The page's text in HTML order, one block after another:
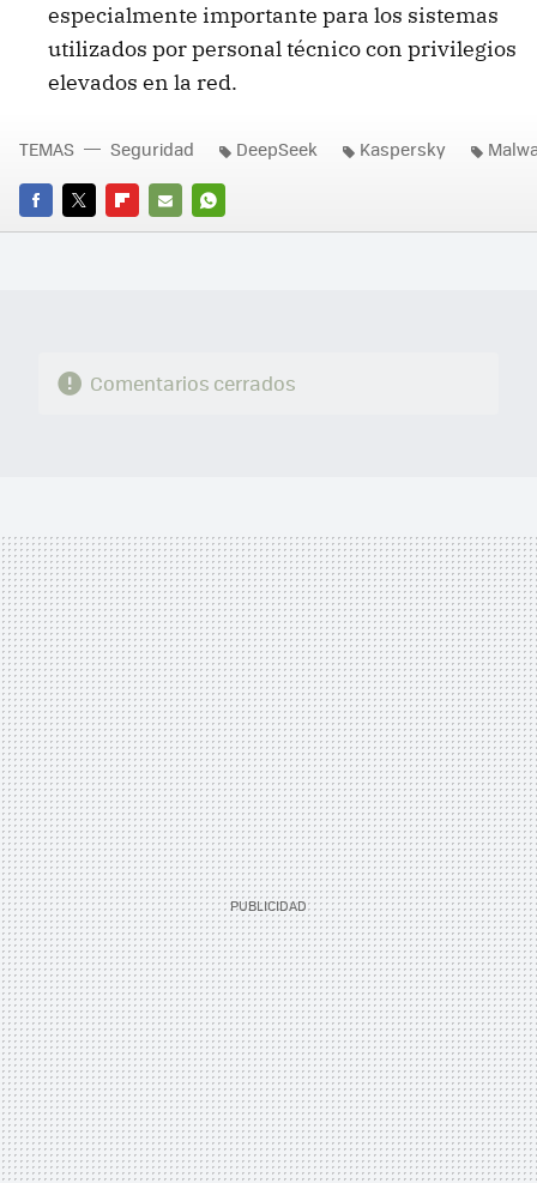
especialmente importante para los sistemas
utilizados por personal técnico con privilegios
elevados en la red.
FACEBOOK
TWITTERFLIPBOARD
E-
WHATSAPP
TEMAS Seguridad DeepSeek Kaspersky
Comentarios cerrados